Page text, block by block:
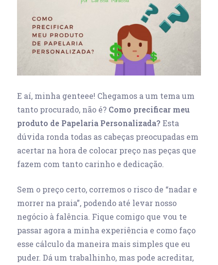
E aí, minha genteee! Chegamos a um tema um
tanto procurado, não é? Como precificar meu
produto de Papelaria Personalizada? Esta
dúvida ronda todas as cabeças preocupadas em
acertar na hora de colocar preço nas peças que
fazem com tanto carinho e dedicação.
Sem o preço certo, corremos o risco de “nadar e
morrer na praia”, podendo até levar nosso
negócio à falência. Fique comigo que vou te
passar agora a minha experiência e como faço
esse cálculo da maneira mais simples que eu
puder. Dá um trabalhinho, mas pode acreditar,